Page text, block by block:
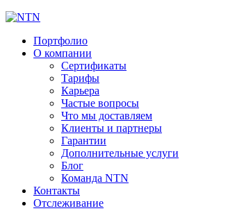
Портфолио
О компании
Сертификаты
Тарифы
Карьера
Частые вопросы
Что мы доставляем
Клиенты и партнеры
Гарантии
Дополнительные услуги
Блог
Команда NTN
Контакты
Отслеживание